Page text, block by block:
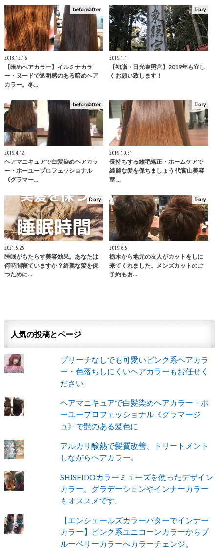
before/after
2018.12.16
【暗めヘアカラー】イルミナカラ
ー・ヌードで透明感のある暗めヘア
カラー。冬…
Diary
2019.1.1
【初詣・日光東照宮】2019年も宜し
くお願い致します！
before/after
2019.4.12
ヘアマニキュアで白髪染めヘアカラ
ー・ホーユープロフェッショナル
《グラマー…
Diary
2019.10.31
長持ちする縮毛矯正・ホームケアで
綺麗な髪を保ちましょう 代官山美容
室 …
Diary
2021.5.25
睡眠がもたらす美容効果。あなたは
何時間寝ていますか？綺麗な髪を保
つために…
Diary
2019.6.5
栃木から地元の友人がカットをしに
来てくれました。メンズカットのご
予約もお…
人気の投稿とページ
ブリーチなしでも可愛いピンク系ヘアカラ
ー・色落ちしにくいヘアカラーもお任せく
ださい
ヘアマニキュアで白髪染めヘアカラー・ホ
ーユープロフェッショナル《グラマージ
ュ》で艶のある髪色に
アルカリ酸熱で髪質改善、トリートメント
しながらヘアカラー。
SHISEIDOカラーミューズを使ったデザイン
カラー。グラデーションやインナーカラー
もオススメです。
【エンシェールズカラーバターでインナー
カラー】ピンク系ユニコーンカラーからブ
ルーベリーカラーへカラーチェンジ。